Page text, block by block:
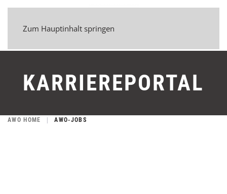
Zum Hauptinhalt springen
KARRIEREPORTAL
AWO HOME AWO-JOBS